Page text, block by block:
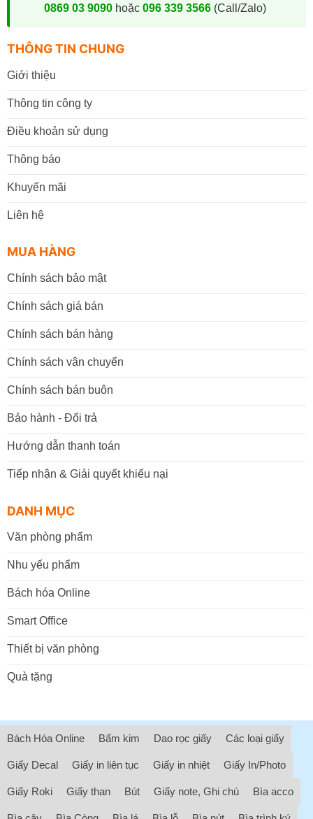
0869 03 9090hoặc 096 339 3566(Call/Zalo)
THÔNG TIN CHUNG
Giới thiệu
Thông tin công ty
Điều khoản sử dụng
Thông báo
Khuyến mãi
Liên hệ
MUA HÀNG
Chính sách bảo mật
Chính sách giá bán
Chính sách bán hàng
Chính sách vận chuyển
Chính sách bán buôn
Bảo hành - Đổi trả
Hướng dẫn thanh toán
Tiếp nhận & Giải quyết khiếu nại
DANH MỤC
Văn phòng phẩm
Nhu yếu phẩm
Bách hóa Online
Smart Office
Thiết bị văn phòng
Quà tặng
Bách Hóa Online Bấm kim Dao rọc giấy Các loại giấy
Giấy Decal Giấy in liên tục Giấy in nhiệt Giấy In/Photo
Giấy Roki Giấy than Bút Giấy note, Ghi chú Bìa acco